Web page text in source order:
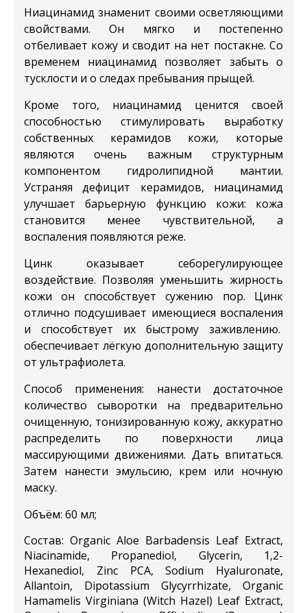
Ниацинамидзнаменит своими осветляющими
свойствами. Он мягко и постепенно
отбеливает кожу и сводит на нет постакне. Со
временем ниацинамид позволяет забыть о
тусклости и о следах пребывания прыщей.
Кроме того, ниацинамид ценится своей
способностью стимулировать выработку
собственных керамидов кожи, которые
являются очень важным структурным
компонентом гидролипидной мантии.
Устраняя дефицит керамидов, ниацинамид
улучшает барьерную функцию кожи: кожа
становится менее чувствительной, а
воспаления появляются реже.
Цинк оказывает себорегулирующее
воздействие. Позволяя уменьшить жирность
кожи он способствует сужению пор. Цинк
отлично подсушивает имеющиеся воспаления
и способствует их быстрому заживлению.
обеспечивает лёгкую дополнительную защиту
от ультрафиолета.
Способ применения: нанести достаточное
количество сыворотки на предварительно
очищенную, тонизированную кожу, аккуратно
распределить по поверхности лица
массирующими движениями. Дать впитаться.
Затем нанести эмульсию, крем или ночную
маску.
Объём: 60 мл;
Состав: Organic Aloe Barbadensis Leaf Extract,
Niacinamide, Propanediol, Glycerin, 1,2-
Hexanediol, Zinc PCA, Sodium Hyaluronate,
Allantoin, Dipotassium Glycyrrhizate, Organic
Hamamelis Virginiana (Witch Hazel) Leaf Extract,